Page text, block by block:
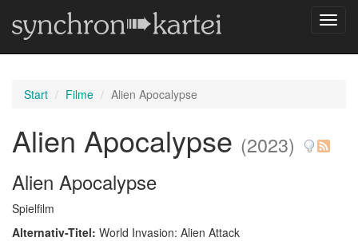
Start Filme Alien Apocalypse
Alien Apocalypse (2023)
Alien Apocalypse
Spielfilm
Alternativ-Titel: World Invasion: Alien Attack